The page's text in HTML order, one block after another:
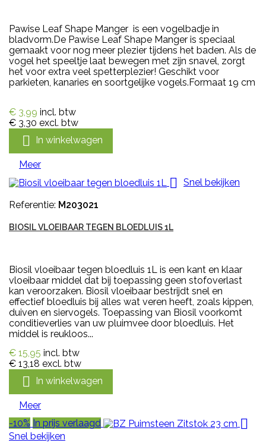
Pawise Leaf Shape Manger is een vogelbadje in
bladvorm.De Pawise Leaf Shape Manger is speciaal
gemaakt voor nog meer plezier tijdens het baden. Als de
vogel het speeltje laat bewegen met zijn snavel, zorgt
het voor extra veel spetterplezier! Geschikt voor
parkieten, kanaries en soortgelijke vogels.Formaat 19 cm
€ 3,99 incl. btw
€ 3,30 excl. btw
 In winkelwagen
Meer

Snel bekijken
Referentie: M203021
BIOSIL VLOEIBAAR TEGEN BLOEDLUIS 1L
Biosil vloeibaar tegen bloedluis 1L is een kant en klaar
vloeibaar middel dat bij toepassing geen stofoverlast
kan veroorzaken. Biosil vloeibaar bestrijdt snel en
effectief bloedluis bij alles wat veren heeft, zoals kippen,
duiven en siervogels. Toepassing van Biosil voorkomt
conditieverlies van uw pluimvee door bloedluis. Het
middel is reukloos...
€ 15,95 incl. btw
€ 13,18 excl. btw
 In winkelwagen
Meer
-10% In prijs verlaagd 
Snel bekijken